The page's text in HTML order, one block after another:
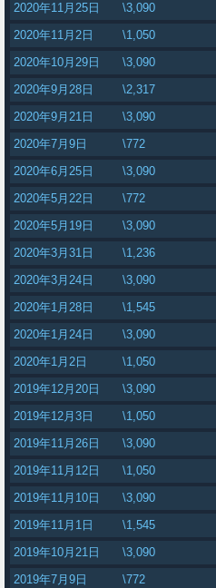
2020年11月25日
\3,090
2020年11月2日
\1,050
2020年10月29日
\3,090
2020年9月28日
\2,317
2020年9月21日
\3,090
2020年7月9日
\772
2020年6月25日
\3,090
2020年5月22日
\772
2020年5月19日
\3,090
2020年3月31日
\1,236
2020年3月24日
\3,090
2020年1月28日
\1,545
2020年1月24日
\3,090
2020年1月2日
\1,050
2019年12月20日
\3,090
2019年12月3日
\1,050
2019年11月26日
\3,090
2019年11月12日
\1,050
2019年11月10日
\3,090
2019年11月1日
\1,545
2019年10月21日
\3,090
2019年7月9日
\772